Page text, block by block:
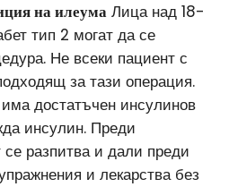
на илеума Лица над 18-
тип 2 могат да се
Не всеки пациент с
за тази операция.
достатъчен инсулинов
инсулин. Преди
разпитва и дали преди
и лекарства без